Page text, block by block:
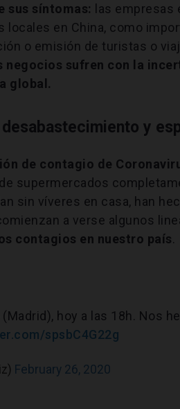
sus síntomas: las empresas
locales en China, como
o emisión de turistas o
sufren con la
global.
desabastecimiento y
de contagio de
supermercados
sin víveres en casa, han
a verse algunos
contagios en nuestro país.
hoy a las 18h. Nos
spsbC4G22g
February 26, 2020